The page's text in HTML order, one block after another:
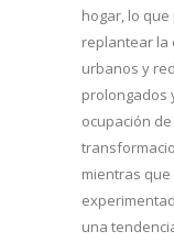
hogar, lo
replantear la
urbanos y
prolongados
ocupación
mientras
una